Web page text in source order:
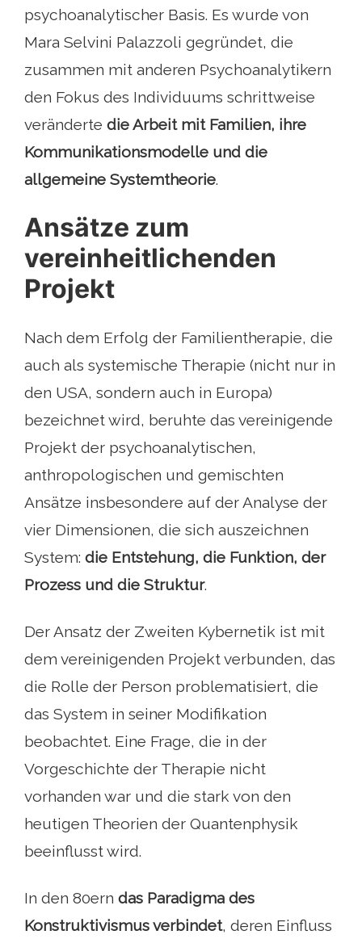
psychoanalytischer Basis. Es wurde von
Mara Selvini Palazzoli gegründet, die
zusammen mit anderen Psychoanalytikern
den Fokus des Individuums schrittweise
veränderte die Arbeit mit Familien, ihre
Kommunikationsmodelle und die
allgemeine Systemtheorie.
Ansätze zum
vereinheitlichenden
Projekt
Nach dem Erfolg der Familientherapie, die
auch als systemische Therapie (nicht nur in
den USA, sondern auch in Europa)
bezeichnet wird, beruhte das vereinigende
Projekt der psychoanalytischen,
anthropologischen und gemischten
Ansätze insbesondere auf der Analyse der
vier Dimensionen, die sich auszeichnen
System: die Entstehung, die Funktion, der
Prozess und die Struktur.
Der Ansatz der Zweiten Kybernetik ist mit
dem vereinigenden Projekt verbunden, das
die Rolle der Person problematisiert, die
das System in seiner Modifikation
beobachtet. Eine Frage, die in der
Vorgeschichte der Therapie nicht
vorhanden war und die stark von den
heutigen Theorien der Quantenphysik
beeinflusst wird.
In den 80ern das Paradigma des
Konstruktivismus verbindet, deren Einfluss